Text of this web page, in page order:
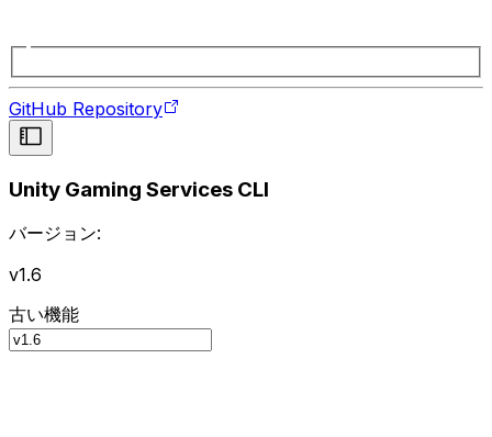
GitHub Repository
Unity Gaming Services CLI
バージョン:
v1.6
古い機能